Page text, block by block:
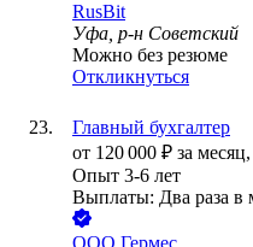
RusBit
Уфа, р-н Советский
Можно без резюме
Откликнуться
Главный бухгалтер
от 120 000 ₽ за месяц,
Опыт 3-6 лет
Выплаты: Два раза в